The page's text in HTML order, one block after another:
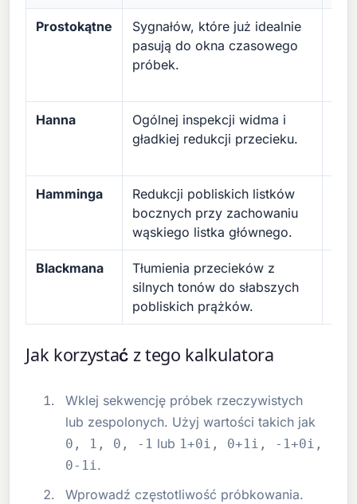
Prostokątne
Sygnałów, które już idealnie
pasują do okna czasowego
próbek.
Hanna
Ogólnej inspekcji widma i
gładkiej redukcji przecieku.
Hamminga
Redukcji pobliskich listków
bocznych przy zachowaniu
wąskiego listka głównego.
Blackmana
Tłumienia przecieków z
silnych tonów do słabszych
pobliskich prążków.
Jak korzystać z tego kalkulatora
Wklej sekwencję próbek rzeczywistych
lub zespolonych. Użyj wartości takich jak
0, 1, 0, -1 lub 1+0i, 0+1i, -1+0i,
0-1i.
Wprowadź częstotliwość próbkowania.